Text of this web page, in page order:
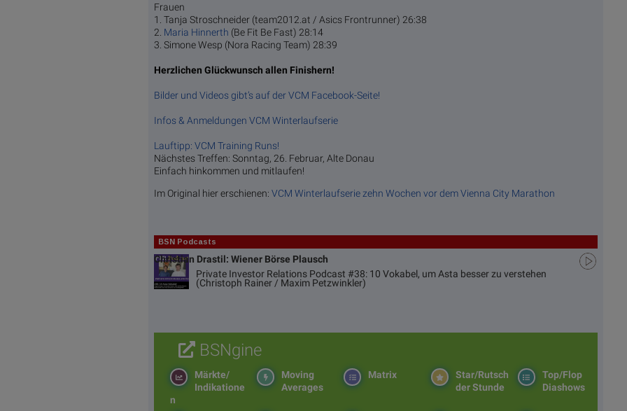
Frauen
1. Tanja Stroschneider (team2012.at / Asics Frontrunner) 26:38
2. Maria Hinnerth (Be Fit Be Fast) 28:14
3. Simone Wesp (Nora Racing Team) 28:39
Herzlichen Glückwunsch allen Finishern!
Bilder und Videos gibt’s auf der VCM Facebook-Seite!
Infos & Anmeldungen VCM Winterlaufserie
Lauftipp: VCM Training Runs!
Nächstes Treffen: Sonntag, 26. Februar, Alte Donau
Einfach hinkommen und mitlaufen!
Im Original hier erschienen: VCM Winterlaufserie zehn Wochen vor dem Vienna City Marathon
BSN Podcasts
Christian Drastil: Wiener Börse Plausch
Private Investor Relations Podcast #38: 10 Vokabel, um Asta besser zu verstehen
(Christoph Rainer / Maxim Petzwinkler)
BSNgine
Top/Flop
Diashows
Star/Rutsch
der Stunde
Matrix
Moving
Averages
Märkte/
Indikatione
n